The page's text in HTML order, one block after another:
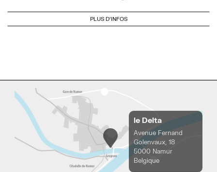
PLUS D'INFOS
le Delta
Avenue Fernand
Golenvaux, 18
5000 Namur
Belgique